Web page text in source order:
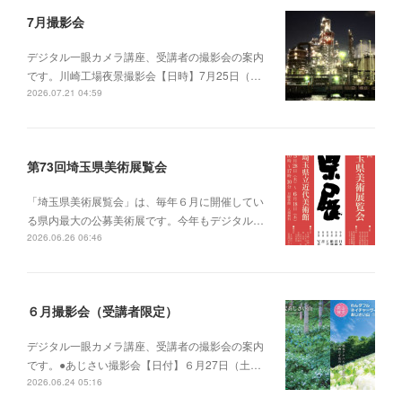
7月撮影会
デジタル一眼カメラ講座、受講者の撮影会の案内
です。川崎工場夜景撮影会【日時】7月25日（…
2026.07.21 04:59
第73回埼玉県美術展覧会
「埼玉県美術展覧会」は、毎年６月に開催してい
る県内最大の公募美術展です。今年もデジタル…
2026.06.26 06:46
６月撮影会（受講者限定）
デジタル一眼カメラ講座、受講者の撮影会の案内
です。●あじさい撮影会【日付】６月27日（土…
2026.06.24 05:16